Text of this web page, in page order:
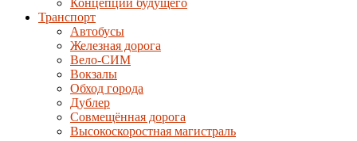
Концепции будущего
Транспорт
Автобусы
Железная дорога
Вело-СИМ
Вокзалы
Обход города
Дублер
Совмещённая дорога
Высокоскоростная магистраль